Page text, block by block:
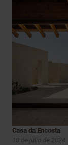
Casa da Encosta
18 de julio de 2024